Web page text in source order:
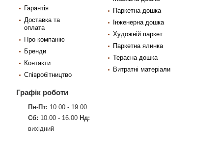
Гарантія
Доставка та
оплата
Про компанію
Бренди
Контакти
Співробітництво
Паркетна дошка
Інженерна дошка
Художній паркет
Паркетна ялинка
Терасна дошка
Витратні матеріали
Графік роботи
Пн-Пт: 10.00 - 19.00
Сб: 10.00 - 16.00 Нд:
вихідний